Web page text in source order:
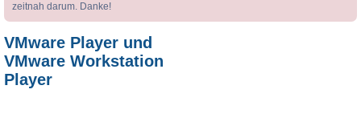
zeitnah darum. Danke!
VMware Player und
VMware Workstation
Player